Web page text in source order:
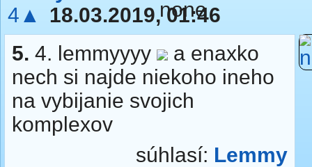
4▲
18.03.2019, 01:46
5. 4. lemmyyyy
a enaxko
nech si najde niekoho ineho
na vybijanie svojich
komplexov
súhlasí: Lemmy